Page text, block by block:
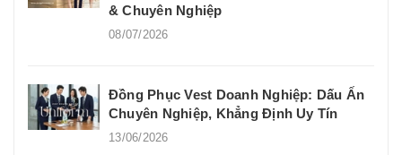
& Chuyên Nghiệp
08/07/2026
Đồng Phục Vest Doanh Nghiệp: Dấu Ấn
Chuyên Nghiệp, Khẳng Định Uy Tín
13/06/2026